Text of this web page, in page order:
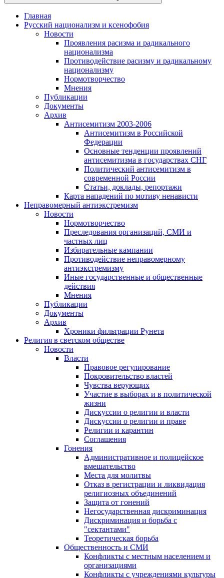
Главная
Русский национализм и ксенофобия
Новости
Проявления расизма и радикального
национализма
Противодействие расизму и радикальному
национализму
Нормотворчество
Мнения
Публикации
Документы
Архив
Антисемитизм 2003-2006
Антисемитизм в Российской
Федерации
Основные тенденции проявлений
антисемитизма в государствах СНГ
Политический антисемитизм в
современной России
Статьи, доклады, репортажи
Карта нападений по мотиву ненависти
Неправомерный антиэкстремизм
Новости
Нормотворчество
Преследования организаций, СМИ и
частных лиц
Избирательные кампании
Противодействие неправомерному
антиэкстремизму
Иные государственные и общественные
действия
Мнения
Публикации
Документы
Архив
Хроники фильтрации Рунета
Религия в светском обществе
Новости
Власти
Правовое регулирование
Покровительство властей
Чувства верующих
Участие в выборах и в политической
жизни
Дискуссии о религии и власти
Дискуссии о религии и праве
Религии и карантин
Соглашения
Гонения
Административное и полицейское
вмешательство
Места для молитвы
Отказ в регистрации и ликвидация
религиозных объединений
Защита от гонений
Негосударственная дискриминация
Дискриминация и борьба с
"сектантами"
Теоретическая борьба
Общественность и СМИ
Конфликты с местным населением и
организациями
Конфликты с учреждениями культуры